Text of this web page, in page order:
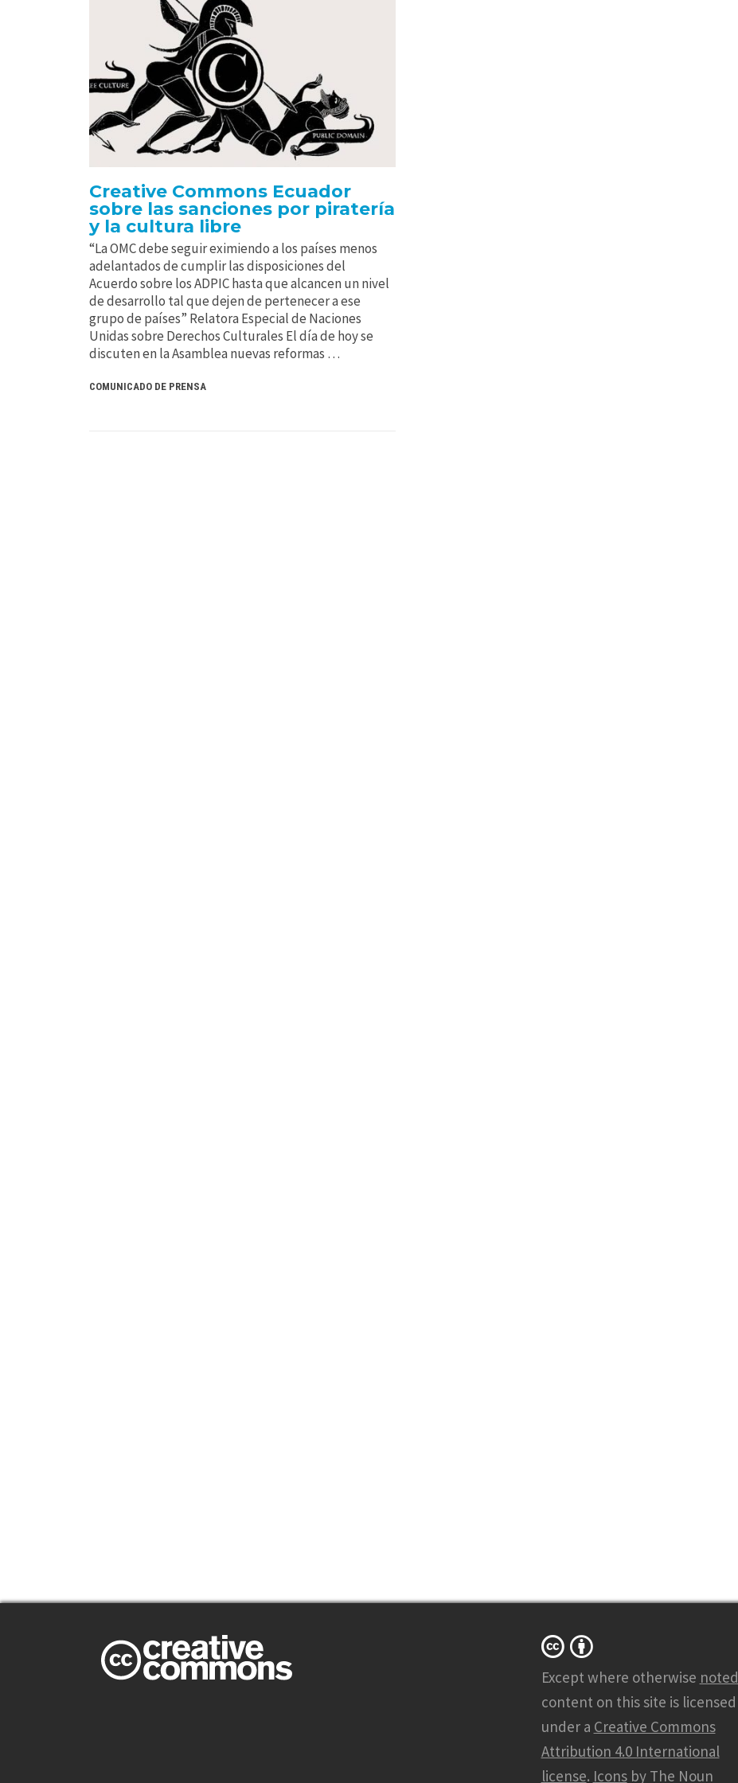
Creative Commons Ecuador
sobre las sanciones por piratería
y la cultura libre
“La OMC debe seguir eximiendo a los países menos
adelantados de cumplir las disposiciones del
Acuerdo sobre los ADPIC hasta que alcancen un nivel
de desarrollo tal que dejen de pertenecer a ese
grupo de países” Relatora Especial de Naciones
Unidas sobre Derechos Culturales El día de hoy se
discuten en la Asamblea nuevas reformas …
COMUNICADO DE PRENSA
Except where otherwise noted
content on this site is licensed
under a Creative Commons
Attribution 4.0 International
license. Iconsby The Noun